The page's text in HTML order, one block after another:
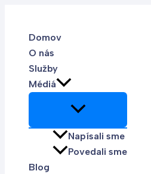
obsahDomov
O nás
Služby
Médiá
Napísali sme
Povedali sme
Blog